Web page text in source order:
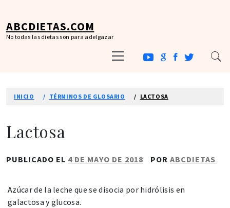
contenido
ABCDIETAS.COM
No todas las dietas son para adelgazar
principal
INICIO TÉRMINOS DE GLOSARIO LACTOSA
Lactosa
PUBLICADO EL 4 DE MAYO DE 2018 POR ABCDIETAS
Azúcar de la leche que se disocia por hidrólisis en
galactosa y glucosa.